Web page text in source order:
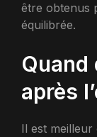
être obtenus
équilibrée.
après
Il est